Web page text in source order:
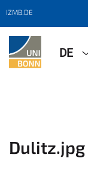
IZMB.DE
DE
Dulitz.jpg